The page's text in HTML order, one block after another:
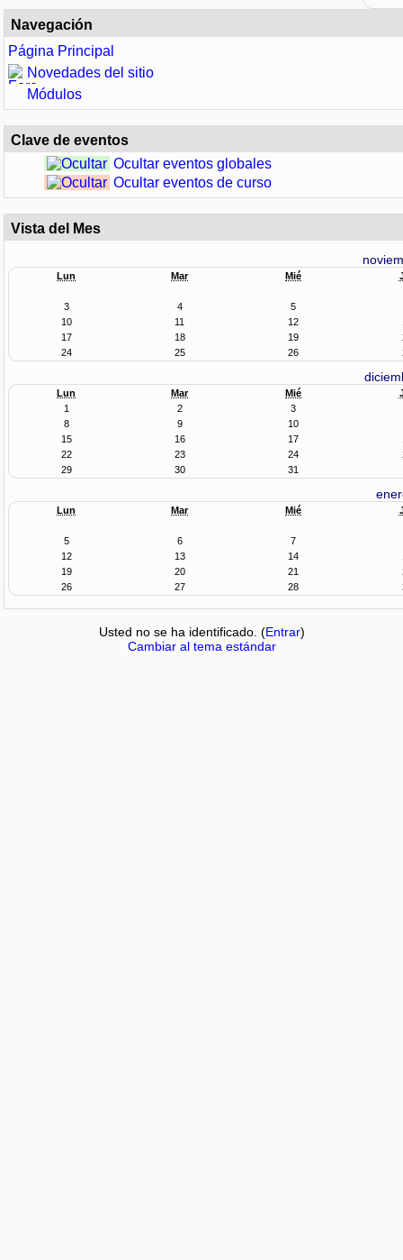
Navegación
Página Principal
Novedades del sitio
Módulos
Clave de eventos
Ocultar eventos globales
Ocultar eventos de curso
Vista del Mes
Lun Mar Mié
3 4
5
10
11 12
17
18 19
24
25 26
Lun Mar Mié
1
2
3
8
9 10
15
16 17
22
23 24
29
30 31
Lun Mar Mié
5 6
7
12
13 14
19
20 21
26
27 28
Usted no se ha identificado. (Entrar)
Cambiar al tema estándar